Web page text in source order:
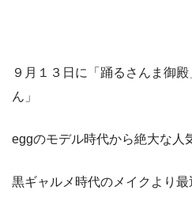
９月１３日に「踊るさんま御
ん」
eggのモデル時代から絶大な人
黒ギャルメ時代のメイクより